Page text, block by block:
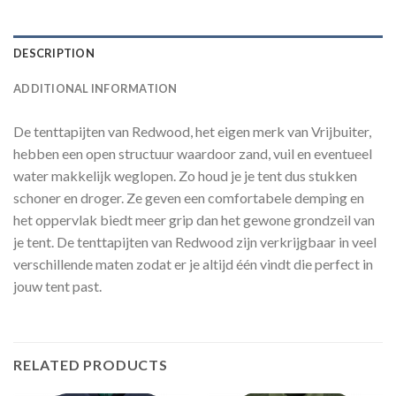
DESCRIPTION
ADDITIONAL INFORMATION
De tenttapijten van Redwood, het eigen merk van Vrijbuiter,
hebben een open structuur waardoor zand, vuil en eventueel
water makkelijk weglopen. Zo houd je je tent dus stukken
schoner en droger. Ze geven een comfortabele demping en
het oppervlak biedt meer grip dan het gewone grondzeil van
je tent. De tenttapijten van Redwood zijn verkrijgbaar in veel
verschillende maten zodat er je altijd één vindt die perfect in
jouw tent past.
RELATED PRODUCTS